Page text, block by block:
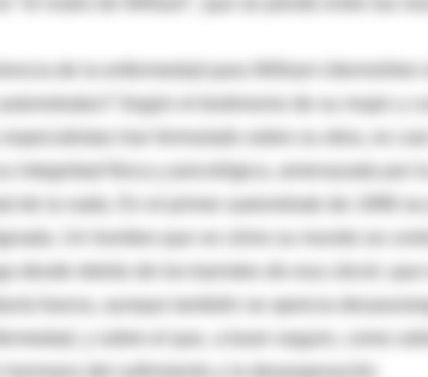
Según el testimonio de su mujer y
especialistas han formulado sobre su obra, es
integridad física y psicológica, amenazada por
Un hombre que ve cómo su mundo se
desde detrás de los barrotes de esa cárcel, que
fuerza, aunque también se aprecia
y sobre el que, a buen seguro, como
hermano del sufrimiento y la desesperación.